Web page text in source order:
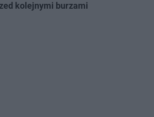
kolejnymi burzami